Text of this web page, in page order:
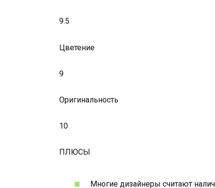
9.5
Цветение
9
Оригинальность
10
ПЛЮСЫ
Многие дизайнеры считают